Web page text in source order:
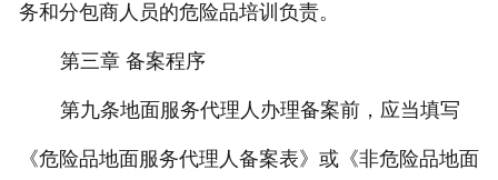
务和分包商人员的危险品培训负责。
第三章 备案程序
第九条地面服务代理人办理备案前，应当填写
《危险品地面服务代理人备案表》或《非危险品地面